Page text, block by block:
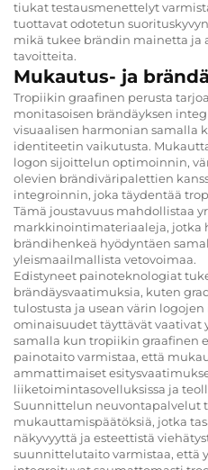
tiukat testausmenettelyt
tuottavat odotetun
mikä tukee brändin mainetta ja
tavoitteita.
Mukautus- ja
Tropiikin graafinen perusta
monitasoisen brändäyksen
visuaalisen harmonian samalla
identiteetin vaikutusta.
logon sijoittelun optimoinnin,
olevien brändiväripalettien
integroinnin, joka täydentää
Tämä joustavuus mahdollistaa
markkinointimateriaaleja, jotka
brändihenkeä hyödyntäen
yleismaailmallista vetovoimaa.
Edistyneet painoteknologiat
brändäysvaatimuksia, kuten
tulostusta ja usean värin
ominaisuudet täyttävät
samalla kun tropiikin graafinen
painotaito varmistaa, että
ammattimaiset
liiketoimintasovelluksissa ja
Suunnittelun neuvontapalvelut
mukauttamispäätöksiä, jotka
näkyvyyttä ja esteettistä
suunnittelutaito varmistaa, että